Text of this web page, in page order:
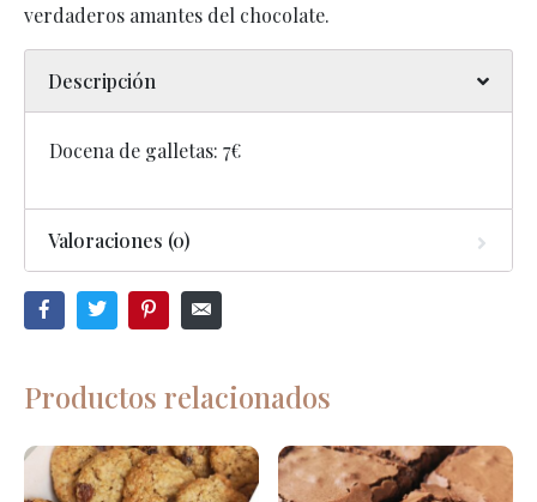
verdaderos amantes del chocolate.
Descripción
Docena de galletas: 7€
Valoraciones (0)
Productos relacionados